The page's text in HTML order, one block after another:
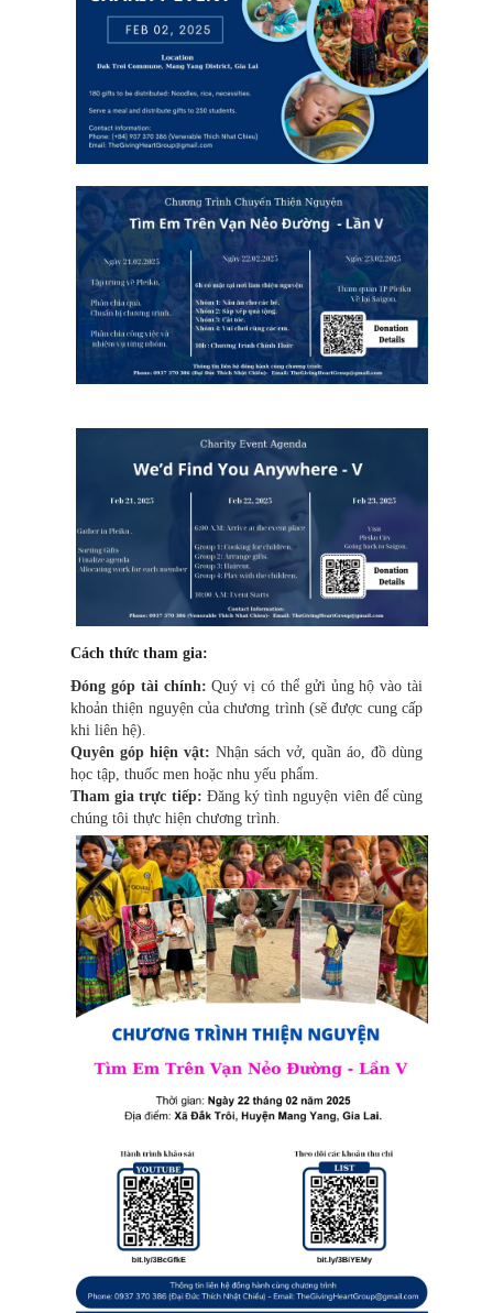
Cách thức tham gia:
Đóng góp tài chính: Quý vị có thể gửi ủng hộ vào tài
khoản thiện nguyện của chương trình (sẽ được cung cấp
khi liên hệ).
Quyên góp hiện vật: Nhận sách vở, quần áo, đồ dùng
học tập, thuốc men hoặc nhu yếu phẩm.
Tham gia trực tiếp: Đăng ký tình nguyện viên để cùng
chúng tôi thực hiện chương trình.